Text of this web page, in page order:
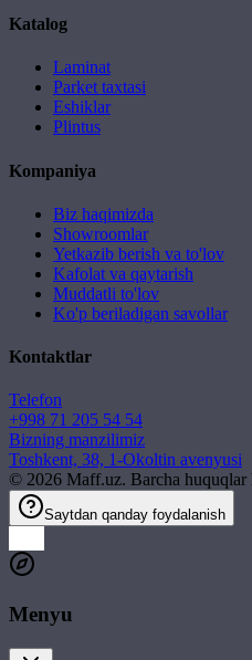
Katalog
Laminat
Parket taxtasi
Eshiklar
Plintus
Kompaniya
Biz haqimizda
Showroomlar
Yetkazib berish va to'lov
Kafolat va qaytarish
Muddatli to'lov
Ko'p beriladigan savollar
Kontaktlar
Telefon
+998 71 205 54 54
Bizning manzilimiz
Toshkent, 38, 1-Okoltin avenyusi
© 2026 Maff.uz. Barcha huquqlar
Saytdan qanday foydalanish
Menyu